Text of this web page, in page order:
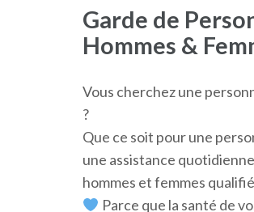
Garde de
Hommes &
Vous cherchez une
?
Que ce soit pour une
une assistance
hommes et femmes
Parce que la santé de